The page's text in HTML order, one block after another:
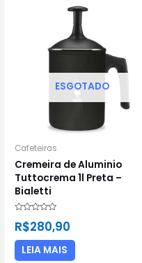
ESGOTADO
Cafeteiras
Cremeira de Aluminio
Tuttocrema 1l Preta –
Bialetti
0
5
R$280,90
LEIA MAIS